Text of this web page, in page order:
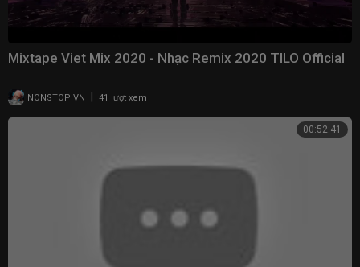
Mixtape Viet Mix 2020 - Nhạc Remix 2020 TILO Official
NONSTOP VN 41 lượt xem
00:52:41